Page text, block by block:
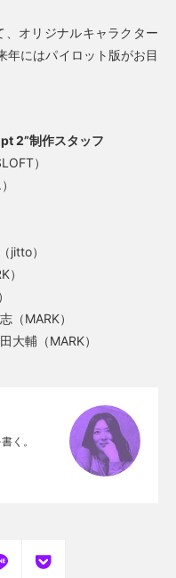
オリジナルキャラクター
年にはパイロット版がお目
2”制作スタッフ
）
jitto）
）
（MARK）
大輔（MARK）
く。